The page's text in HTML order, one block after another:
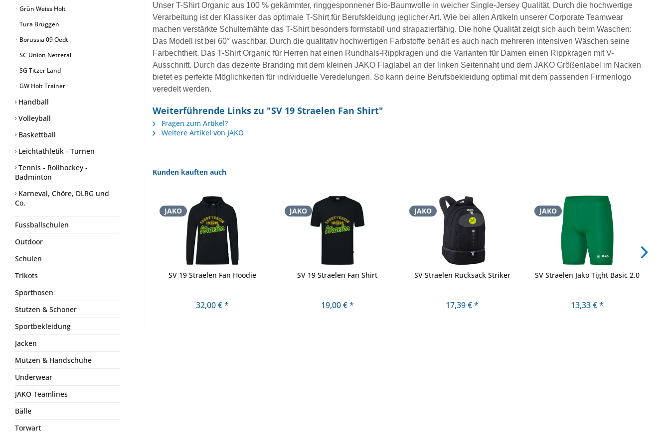
Grün Weiss Holt
Tura Brüggen
Borussia 09 Oedt
SC Union Nettetal
SG Titzer Land
GW Holt Trainer
Handball
Volleyball
Baskettball
Leichtathletik - Turnen
Tennis - Rollhockey -
Badminton
Karneval, Chöre, DLRG und
Co.
Fussballschulen
Outdoor
Schulen
Trikots
Sporthosen
Stutzen & Schoner
Sportbekleidung
Jacken
Mützen & Handschuhe
Underwear
JAKO Teamlines
Bälle
Torwart
Unser T-Shirt Organic aus 100 % gekämmter, ringgesponnener Bio-Baumwolle in weicher Single-Jersey Qualität. Durch die hochwertige
Verarbeitung ist der Klassiker das optimale T-Shirt für Berufskleidung jeglicher Art. Wie bei allen Artikeln unserer Corporate Teamwear
machen verstärkte Schulternähte das T-Shirt besonders formstabil und strapazierfähig. Die hohe Qualität zeigt sich auch beim Waschen:
Das Modell ist bei 60° waschbar. Durch die qualitativ hochwertigen Farbstoffe behält es auch nach mehreren intensiven Wäschen seine
Farbechtheit. Das T-Shirt Organic für Herren hat einen Rundhals-Rippkragen und die Varianten für Damen einen Rippkragen mit V-
Ausschnitt. Durch das dezente Branding mit dem kleinen JAKO Flaglabel an der linken Seitennaht und dem JAKO Größenlabel im Nacken
bietet es perfekte Möglichkeiten für individuelle Veredelungen. So kann deine Berufsbekleidung optimal mit dem passenden Firmenlogo
veredelt werden.
Weiterführende Links zu "SV 19 Straelen Fan Shirt"
Fragen zum Artikel?
Weitere Artikel von JAKO
Kunden kauften auch
JAKO
SV 19 Straelen Fan Hoodie
32,00 € *
JAKO
SV 19 Straelen Fan Shirt
19,00 € *
JAKO
SV Straelen Rucksack Striker
17,39 € *
JAKO
SV Straelen Jako Tight Basic 2.0
13,33 € *